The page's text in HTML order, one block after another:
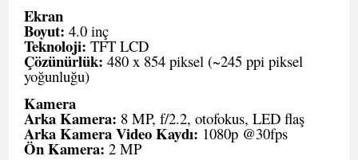
Ekran
Boyut: 4.0 inç
Teknoloji: TFT LCD
Çözünürlük: 480 x 854 piksel (~245 ppi piksel
yoğunluğu)
Kamera
Arka Kamera: 8 MP, f/2.2, otofokus, LED flaş
Arka Kamera Video Kaydı: 1080p @30fps
Ön Kamera: 2 MP